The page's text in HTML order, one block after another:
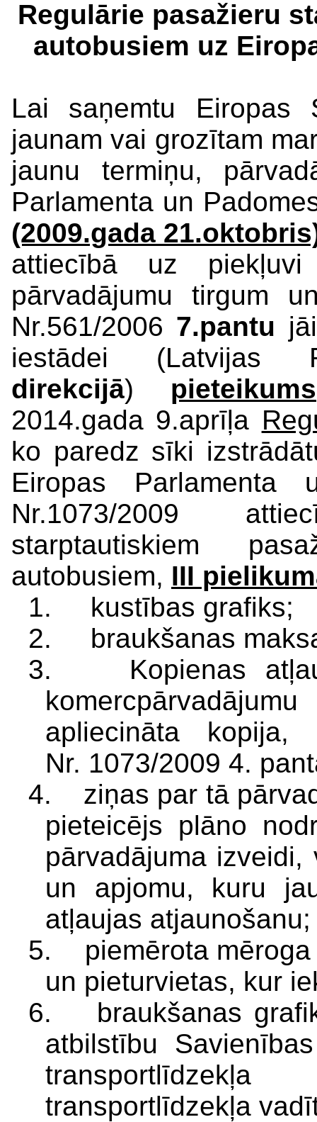
Regulārie pasažieru
autobusiem uz
Lai saņemtu Eiropas
jaunam vai grozītam
jaunu termiņu,
Parlamenta un
(2009.gada
attiecībā uz piekļuvi
pārvadājumu tirgum
Nr.561/2006 7.pantu
iestādei (Latvijas
direkcijā) pieteikums
2014.gada 9.aprīļa
ko paredz sīki
Eiropas Parlamenta
Nr.1073/2009
starptautiskiem
autobusiem, III
1. kustības grafiks;
2. braukšanas
3. Kopienas
apliecināta
Nr. 1073/2009 4.
4. ziņas par tā
pieteicējs plāno
pārvadājuma
un apjomu, kuru
atļaujas atjaunošanu;
5. piemērota mēroga
un pieturvietas, kur
6. braukšanas
atbilstību
transportlīdzekļa